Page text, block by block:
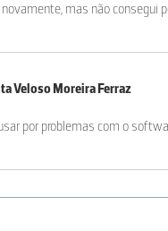
mas não consegui
Veloso Moreira Ferraz
por problemas com o